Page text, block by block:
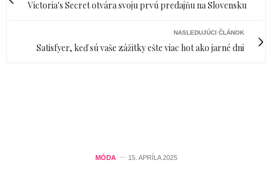
Victoria's Secret otvára svoju prvú predajňu na Slovensku
NASLEDUJÚCI ČLÁNOK
Satisfyer, keď sú vaše zážitky ešte viac hot ako jarné dni
MÓDA 15. APRÍLA 2025